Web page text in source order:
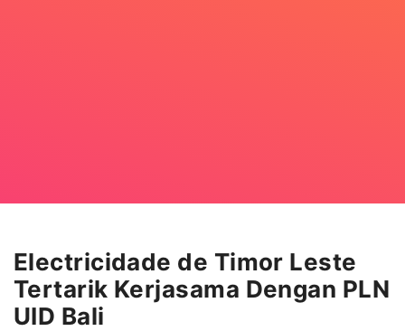
Electricidade de Timor Leste
Tertarik Kerjasama Dengan PLN
UID Bali